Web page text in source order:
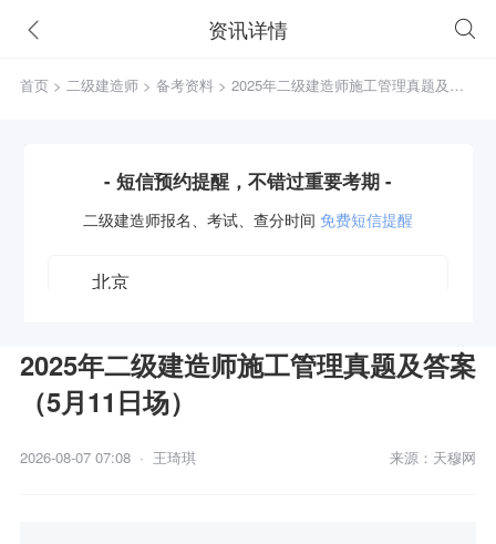
资讯详情
首页 > 二级建造师 > 备考资料> 2025年二级建造师施工管理真题及答
- 短信预约提醒，不错过重要考期 -
二级建造师报名、考试、查分时间 免费短信提醒
2025年二级建造师施工管理真题及答案
（5月11日场）
2026-08-07 07:08 · 王琦琪 来源：天穆网